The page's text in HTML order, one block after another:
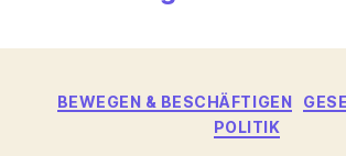
Kategorien
BEWEGEN & BESCHÄFTIGEN
POLITIK